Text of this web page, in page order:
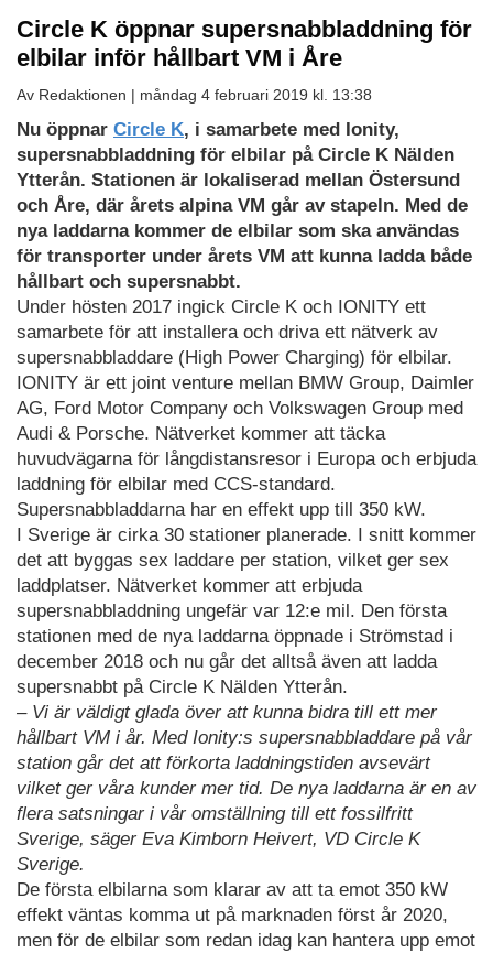
Circle K öppnar supersnabbladdning för
elbilar inför hållbart VM i Åre
Av Redaktionen | måndag 4 februari 2019 kl. 13:38
Nu öppnar Circle K, i samarbete med Ionity,
supersnabbladdning för elbilar på Circle K Nälden
Ytterån. Stationen är lokaliserad mellan Östersund
och Åre, där årets alpina VM går av stapeln. Med de
nya laddarna kommer de elbilar som ska användas
för transporter under årets VM att kunna ladda både
hållbart och supersnabbt.
Under hösten 2017 ingick Circle K och IONITY ett
samarbete för att installera och driva ett nätverk av
supersnabbladdare (High Power Charging) för elbilar.
IONITY är ett joint venture mellan BMW Group, Daimler
AG, Ford Motor Company och Volkswagen Group med
Audi & Porsche. Nätverket kommer att täcka
huvudvägarna för långdistansresor i Europa och erbjuda
laddning för elbilar med CCS-standard.
Supersnabbladdarna har en effekt upp till 350 kW.
I Sverige är cirka 30 stationer planerade. I snitt kommer
det att byggas sex laddare per station, vilket ger sex
laddplatser. Nätverket kommer att erbjuda
supersnabbladdning ungefär var 12:e mil. Den första
stationen med de nya laddarna öppnade i Strömstad i
december 2018 och nu går det alltså även att ladda
supersnabbt på Circle K Nälden Ytterån.
– Vi är väldigt glada över att kunna bidra till ett mer
hållbart VM i år. Med Ionity:s supersnabbladdare på vår
station går det att förkorta laddningstiden avsevärt
vilket ger våra kunder mer tid. De nya laddarna är en av
flera satsningar i vår omställning till ett fossilfritt
Sverige, säger Eva Kimborn Heivert, VD Circle K
Sverige.
De första elbilarna som klarar av att ta emot 350 kW
effekt väntas komma ut på marknaden först år 2020,
men för de elbilar som redan idag kan hantera upp emot